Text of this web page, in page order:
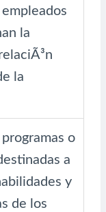
la
la
o
a
y
de los